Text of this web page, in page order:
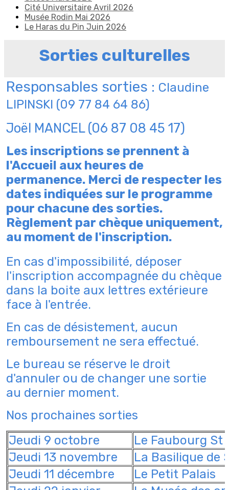
Cité Universitaire Avril 2026
Musée Rodin Mai 2026
Le Haras du Pin Juin 2026
Sorties culturelles
Responsables sorties : Claudine
LIPINSKI (09 77 84 64 86)
Joël MANCEL (06 87 08 45 17)
Les inscriptions se prennent à
l'Accueil aux heures de
permanence. Merci de respecter les
dates indiquées sur le programme
pour chacune des sorties.
Règlement par chèque uniquement,
au moment de l'inscription.
En cas d'impossibilité, déposer
l'inscription accompagnée du chèque
dans la boite aux lettres extérieure
face à l'entrée.
En cas de désistement, aucun
remboursement ne sera effectué.
Le bureau se réserve le droit
d'annuler ou de changer une sortie
au dernier moment.
Nos prochaines sorties
Jeudi 9 octobre
Le Faubourg St
Jeudi 13 novembre
La Basilique de
Jeudi 11 décembre
Le Petit Palais